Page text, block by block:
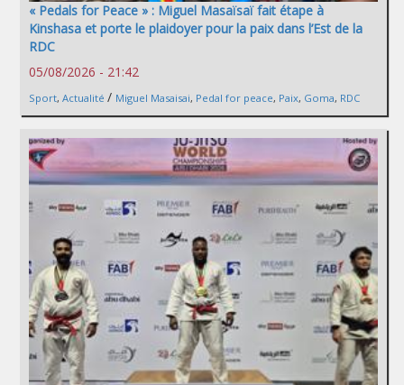
« Pedals for Peace » : Miguel Masaïsaï fait étape à
Kinshasa et porte le plaidoyer pour la paix dans l’Est de la
RDC
05/08/2026 - 21:42
Sport, Actualité / Miguel Masaisai, Pedal for peace, Paix, Goma, RDC